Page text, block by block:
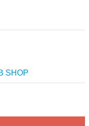
SHOP